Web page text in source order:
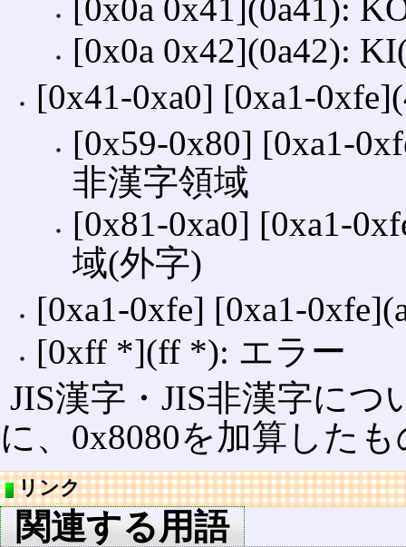
[0x0a 0x41](0a41):
[0x0a 0x42](0a42):
[0x41‐0xa0]
[0x59‐0x80] [0xa1-
非漢字領域
[0x81‐0xa0] [0xa1-
域(外字)
[0xa1‐0xfe]
[0xff *](ff *): エラー
JIS漢字・JIS非漢字につ
に、0x8080を加算した
リンク
関連する用語